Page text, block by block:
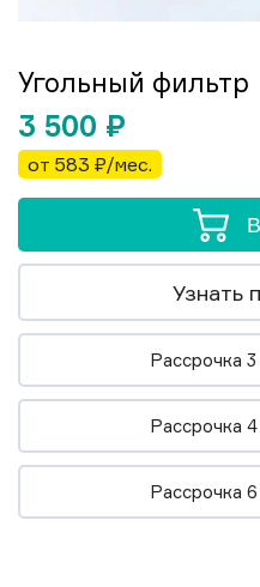
Угольный фильтр
3 500 ₽
от 583 ₽/мес.
Узнать
Рассрочка
Рассрочка
Рассрочка